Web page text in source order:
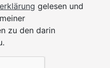
gelesen und
zu den darin